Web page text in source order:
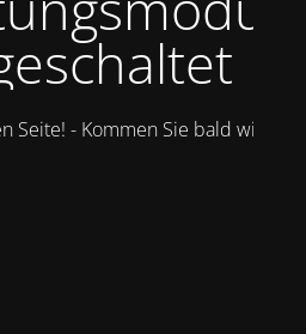
Seite! - Kommen Sie bald wieder.